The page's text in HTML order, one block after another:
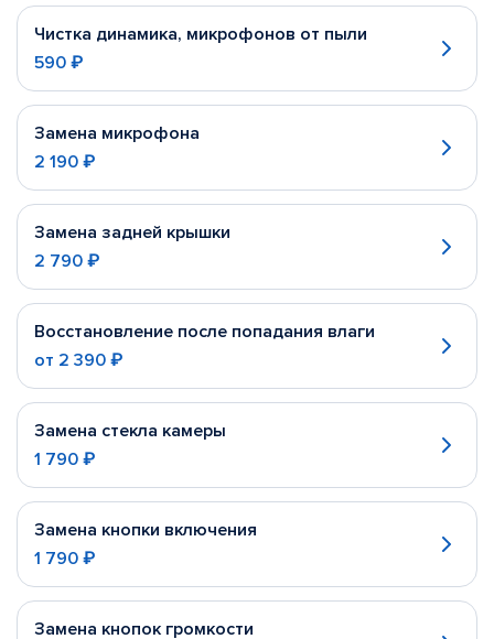
Чистка динамика, микрофонов от пыли
590 ₽
Замена микрофона
2 190 ₽
Замена задней крышки
2 790 ₽
Восстановление после попадания влаги
от 2 390 ₽
Замена стекла камеры
1 790 ₽
Замена кнопки включения
1 790 ₽
Замена кнопок громкости